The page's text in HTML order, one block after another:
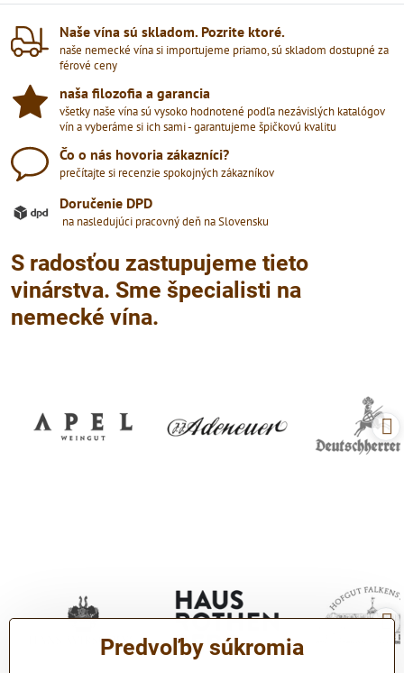
Naše vína sú skladom​. Pozrite ktoré​.
naše nemecké vína si importujeme priamo, sú skladom dostupné za
férové ceny
naša filozofia a garancia
všetky naše vína sú vysoko hodnotené podľa nezávislých katalógov
vín a vyberáme si ich sami - garantujeme špičkovú kvalitu
Čo o nás hovoria zákazníci?
prečítajte si recenzie spokojných zákazníkov
Doručenie DPD
na nasledujúci pracovný deň na Slovensku
S radosťou zastupujeme tieto
vinárstva. Sme špecialisti na
nemecké vína.
Predvoľby súkromia